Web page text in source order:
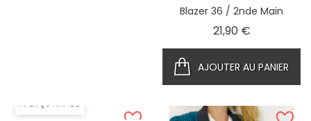
Blazer 36 / 2nde Main
21,90 €Prix
AJOUTER AU PANIER
APERÇU RAPIDE